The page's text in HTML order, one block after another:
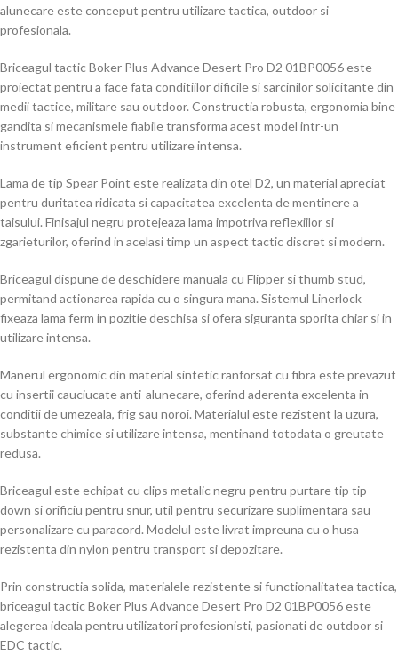
alunecare este conceput pentru utilizare tactica, outdoor si
profesionala.
Briceagul tactic Boker Plus Advance Desert Pro D2 01BP0056 este
proiectat pentru a face fata conditiilor dificile si sarcinilor solicitante din
medii tactice, militare sau outdoor. Constructia robusta, ergonomia bine
gandita si mecanismele fiabile transforma acest model intr-un
instrument eficient pentru utilizare intensa.
Lama de tip Spear Point este realizata din otel D2, un material apreciat
pentru duritatea ridicata si capacitatea excelenta de mentinere a
taisului. Finisajul negru protejeaza lama impotriva reflexiilor si
zgarieturilor, oferind in acelasi timp un aspect tactic discret si modern.
Briceagul dispune de deschidere manuala cu Flipper si thumb stud,
permitand actionarea rapida cu o singura mana. Sistemul Linerlock
fixeaza lama ferm in pozitie deschisa si ofera siguranta sporita chiar si in
utilizare intensa.
Manerul ergonomic din material sintetic ranforsat cu fibra este prevazut
cu insertii cauciucate anti-alunecare, oferind aderenta excelenta in
conditii de umezeala, frig sau noroi. Materialul este rezistent la uzura,
substante chimice si utilizare intensa, mentinand totodata o greutate
redusa.
Briceagul este echipat cu clips metalic negru pentru purtare tip tip-
down si orificiu pentru snur, util pentru securizare suplimentara sau
personalizare cu paracord. Modelul este livrat impreuna cu o husa
rezistenta din nylon pentru transport si depozitare.
Prin constructia solida, materialele rezistente si functionalitatea tactica,
briceagul tactic Boker Plus Advance Desert Pro D2 01BP0056 este
alegerea ideala pentru utilizatori profesionisti, pasionati de outdoor si
EDC tactic.